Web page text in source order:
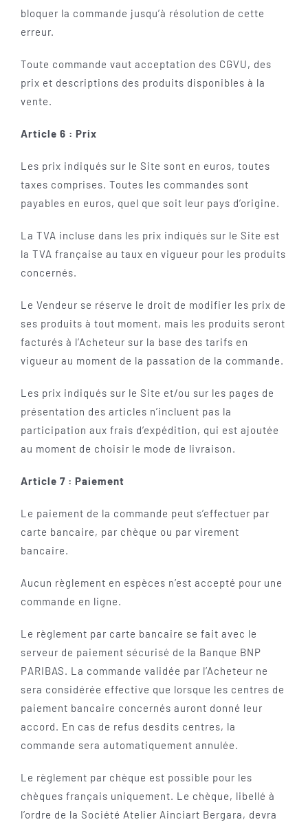
bloquer la commande jusqu’à résolution de cette
erreur.
Toute commande vaut acceptation des CGVU, des
prix et descriptions des produits disponibles à la
vente.
Article 6 : Prix
Les prix indiqués sur le Site sont en euros, toutes
taxes comprises. Toutes les commandes sont
payables en euros, quel que soit leur pays d’origine.
La TVA incluse dans les prix indiqués sur le Site est
la TVA française au taux en vigueur pour les produits
concernés.
Le Vendeur se réserve le droit de modifier les prix de
ses produits à tout moment, mais les produits seront
facturés à l’Acheteur sur la base des tarifs en
vigueur au moment de la passation de la commande.
Les prix indiqués sur le Site et/ou sur les pages de
présentation des articles n’incluent pas la
participation aux frais d’expédition, qui est ajoutée
au moment de choisir le mode de livraison.
Article 7 : Paiement
Le paiement de la commande peut s’effectuer par
carte bancaire, par chèque ou par virement
bancaire.
Aucun règlement en espèces n’est accepté pour une
commande en ligne.
Le règlement par carte bancaire se fait avec le
serveur de paiement sécurisé de la Banque BNP
PARIBAS. La commande validée par l’Acheteur ne
sera considérée effective que lorsque les centres de
paiement bancaire concernés auront donné leur
accord. En cas de refus desdits centres, la
commande sera automatiquement annulée.
Le règlement par chèque est possible pour les
chèques français uniquement. Le chèque, libellé à
l’ordre de la Société Atelier Ainciart Bergara, devra